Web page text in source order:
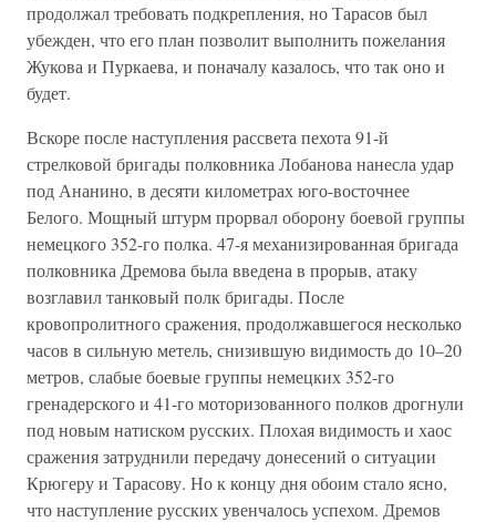
продолжал требовать подкрепления, но Тарасов был
убежден, что его план позволит выполнить пожелания
Жукова и Пуркаева, и поначалу казалось, что так оно и
будет.
Вскоре после наступления рассвета пехота 91-й
стрелковой бригады полковника Лобанова нанесла удар
под Ананино, в десяти километрах юго-восточнее
Белого. Мощный штурм прорвал оборону боевой группы
немецкого 352-го полка. 47-я механизированная бригада
полковника Дремова была введена в прорыв, атаку
возглавил танковый полк бригады. После
кровопролитного сражения, продолжавшегося несколько
часов в сильную метель, снизившую видимость до 10–20
метров, слабые боевые группы немецких 352-го
гренадерского и 41-го моторизованного полков дрогнули
под новым натиском русских. Плохая видимость и хаос
сражения затруднили передачу донесений о ситуации
Крюгеру и Тарасову. Но к концу дня обоим стало ясно,
что наступление русских увенчалось успехом. Дремов